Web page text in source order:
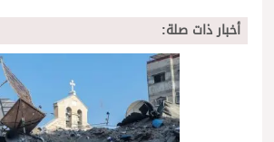
أخبار ذات صلة: